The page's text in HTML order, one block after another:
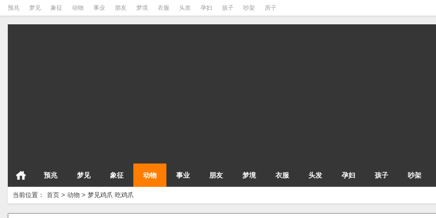
预兆 梦见 象征 动物 事业 朋友 梦境 衣服 头发 孕妇 孩子 吵架 房子
预兆 梦见 象征 动物 事业 朋友 梦境 衣服 头发 孕妇 孩子 吵架
当前位置： 首页 > 动物 > 梦见鸡爪 吃鸡爪